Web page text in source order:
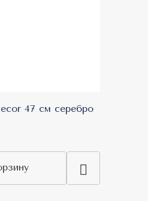
47 см серебро